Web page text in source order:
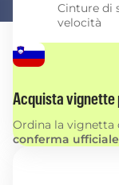
Cinture di
velocità
Acquista vignette
Ordina la vignetta
conferma ufficiale